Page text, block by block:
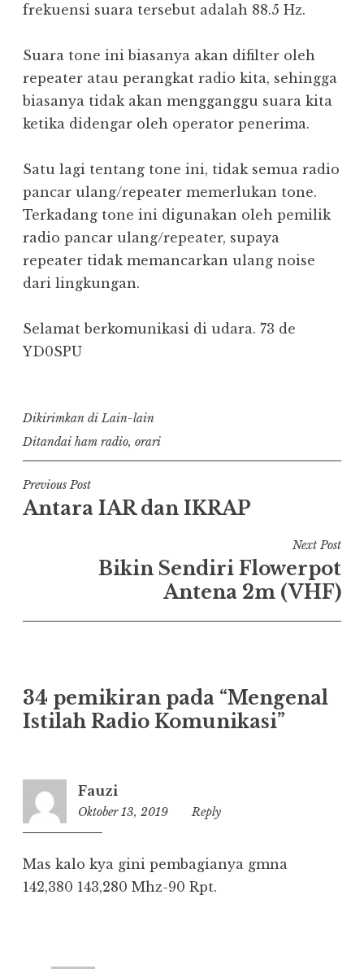
frekuensi suara tersebut adalah 88.5 Hz.
Suara tone ini biasanya akan difilter oleh
repeater atau perangkat radio kita, sehingga
biasanya tidak akan mengganggu suara kita
ketika didengar oleh operator penerima.
Satu lagi tentang tone ini, tidak semua radio
pancar ulang/repeater memerlukan tone.
Terkadang tone ini digunakan oleh pemilik
radio pancar ulang/repeater, supaya
repeater tidak memancarkan ulang noise
dari lingkungan.
Selamat berkomunikasi di udara. 73 de
YD0SPU
Dikirimkan diLain-lain
Ditandai ham radio, orari
Navigasi
pos
Previous Post
Antara IAR dan IKRAP
Next Post
Bikin Sendiri Flowerpot
Antena 2m (VHF)
34 pemikiran pada “Mengenal
Istilah Radio Komunikasi”
Fauzi
Oktober 13, 2019 17:44
Reply
Mas kalo kya gini pembagianya gmna
142,380 143,280 Mhz-90 Rpt.